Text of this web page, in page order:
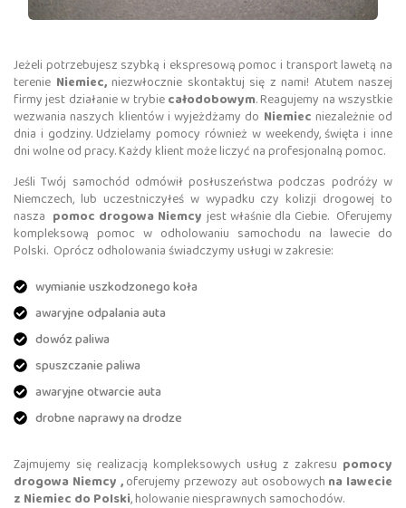
Jeżeli potrzebujesz szybką i ekspresową pomoc i transport lawetą na
terenie Niemiec,niezwłocznie skontaktuj się z nami! Atutem naszej
firmy jest działanie w trybie całodobowym. Reagujemy na wszystkie
wezwania naszych klientów i wyjeżdżamy do Niemiec niezależnie od
dnia i godziny. Udzielamy pomocy również w weekendy, święta i inne
dni wolne od pracy. Każdy klient może liczyć na profesjonalną pomoc.
Jeśli Twój samochód odmówił posłuszeństwa podczas podróży w
Niemczech, lub uczestniczyłeś w wypadku czy kolizji drogowej to
nasza pomoc drogowa Niemcy jest właśnie dla Ciebie. Oferujemy
kompleksową pomoc w odholowaniu samochodu na lawecie do
Polski. Oprócz odholowania świadczymy usługi w zakresie:
wymianie uszkodzonego koła
awaryjne odpalania auta
dowóz paliwa
spuszczanie paliwa
awaryjne otwarcie auta
drobne naprawy na drodze
Zajmujemy się realizacją kompleksowych usług z zakresu pomocy
drogowa Niemcy , oferujemy przewozy aut osobowych na lawecie
z Niemiec do Polski, holowanie niesprawnych samochodów.